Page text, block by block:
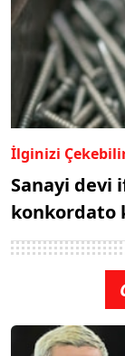
İlginizi
Sanayi devi
konkordato